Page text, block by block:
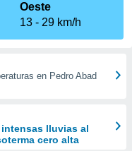
Oeste
13
29 km/h
en Pedro Abad
lluvias al
cero alta